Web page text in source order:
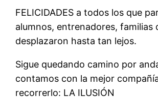
FELICIDADES a todos los que
alumnos, entrenadores, familias
desplazaron hasta tan lejos.
Sigue quedando camino por
contamos con la mejor
recorrerlo: LA ILUSIÓN